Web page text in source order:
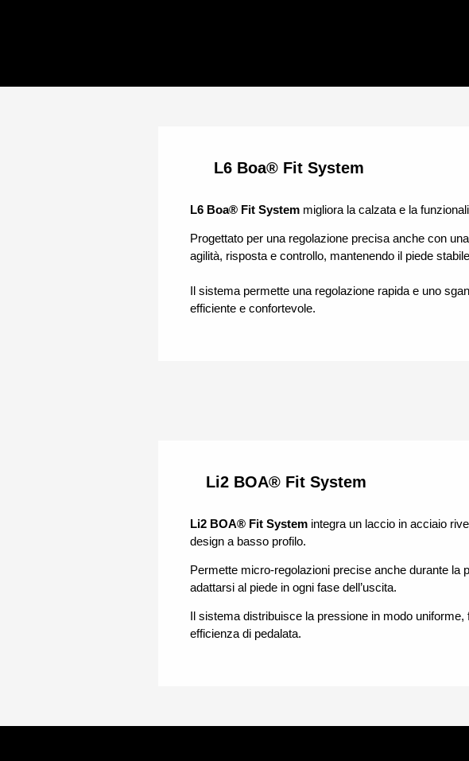
L6 Boa® Fit System
L6 Boa® Fit System migliora la calzata e la
Progettato per una regolazione precisa anche con
agilità, risposta e controllo, mantenendo il piede
Il sistema permette una regolazione rapida e uno
efficiente e confortevole.
Li2 BOA® Fit System
Li2 BOA® Fit System integra un laccio in acciaio
design a basso profilo.
Permette micro-regolazioni precise anche durante la
adattarsi al piede in ogni fase dell’uscita.
Il sistema distribuisce la pressione in modo
efficienza di pedalata.